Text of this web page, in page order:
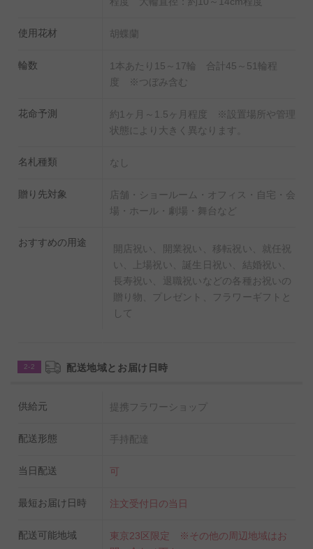
よる設置、梱包材の回収を配送スタッフがお手伝いしま
※「当日仕立配達料金」を含んだ価格になっております
※この商品は、お届け時不在で再配達となる場合、再配
達1回につき1,500円（税別）の手数料を頂戴する必要が
ございます。
※提携フラワーショップの在庫からのお届けとなり生産
者からの直送商品と異なるため、お届け地域に同規格の
お届け納期などを心配されているお客様は、お電話にて
配送の可否を確認後にお申し込みください。
※ラッピングバリエーションや立札形状（素材）など、
見本写真との差異が発生する場合がございます。予めご
「鮮度抜群の祝電付き胡蝶蘭」よりお申し込み下さい。
のお届けは「
【電報・祝電付き】当日配送 胡蝶蘭3本
お届けをご希望の方）
リピーターのお客様でビジネスフラワー®をご利用にな
りご購入手続きをお願いいたします。
使用花材 胡蝶蘭
輪数
1本あたり15～17輪 合計45～51輪程
度 ※つぼみ含む
花命予測
約1ヶ月～1.5ヶ月程度 ※設置場所や管理
状態により大きく異なります。
名札種類 なし
贈り先対象
店舗・ショールーム・オフィス・自宅・会
場・ホール・劇場・舞台など
おすすめの用途
開店祝い、開業祝い、移転祝い、就任祝
い、上場祝い、誕生日祝い、結婚祝い、
長寿祝い、退職祝いなどの各種お祝いの
贈り物、プレゼント、フラワーギフトと
して
2-2 配送地域とお届け日時
供給元 提携フラワーショップ
配送形態 手持配達
当日配送 可
最短お届け日時 注文受付日の当日
配送可能地域
東京23区限定 ※その他の周辺地域はお